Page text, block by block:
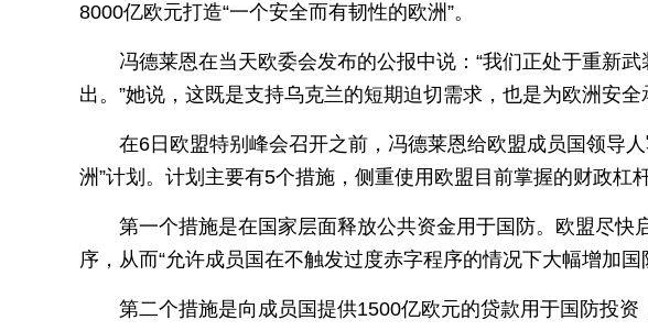
8000亿欧元打造“一个安全而有韧性的欧洲”。
冯德莱恩在当天欧委会发布的公报中说：“我们正处于重新
出。”她说，这既是支持乌克兰的短期迫切需求，也是为欧洲安全
在6日欧盟特别峰会召开之前，冯德莱恩给欧盟成员国领导
洲”计划。计划主要有5个措施，侧重使用欧盟目前掌握的财政杠
第一个措施是在国家层面释放公共资金用于国防。欧盟尽快
序，从而“允许成员国在不触发过度赤字程序的情况下大幅增加国
第二个措施是向成员国提供1500亿欧元的贷款用于国防投